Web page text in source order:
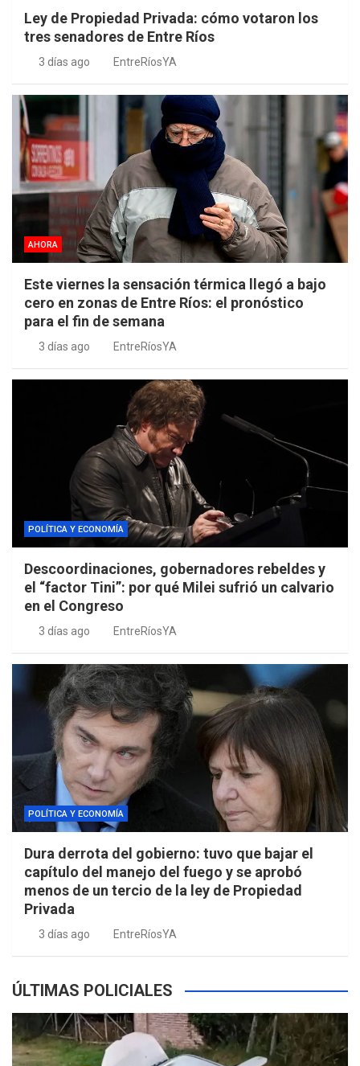
Ley de Propiedad Privada: cómo votaron los
tres senadores de Entre Ríos
3 días ago EntreRíosYA
AHORA
Este viernes la sensación térmica llegó a bajo
cero en zonas de Entre Ríos: el pronóstico
para el fin de semana
3 días ago EntreRíosYA
POLÍTICA Y ECONOMÍA
Descoordinaciones, gobernadores rebeldes y
el “factor Tini”: por qué Milei sufrió un calvario
en el Congreso
3 días ago EntreRíosYA
POLÍTICA Y ECONOMÍA
Dura derrota del gobierno: tuvo que bajar el
capítulo del manejo del fuego y se aprobó
menos de un tercio de la ley de Propiedad
Privada
3 días ago EntreRíosYA
ÚLTIMAS POLICIALES